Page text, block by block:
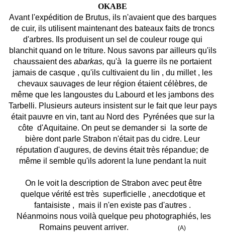
OKABE
Avant l'expédition de Brutus, ils n'avaient que des barques
de cuir, ils utilisent maintenant des bateaux faits de troncs
d'arbres. Ils produisent un sel de couleur rouge qui
blanchit quand on le triture. Nous savons par ailleurs qu'ils
chaussaient des abarkas, qu'à
la guerre ils ne portaient
jamais de casque , qu'ils cultivaient du lin , du millet , les
chevaux sauvages de leur région étaient célèbres, de
même que les langoustes du Labourd et les jambons des
Tarbelli. Plusieurs auteurs insistent sur le fait que leur pays
était pauvre en vin, tant au Nord des
Pyrénées que sur la
côte d'Aquitaine. On peut se demander si
la sorte de
bière dont parle Strabon n'était pas du cidre. Leur
réputation d'augures, de devins était très répandue; de
même il semble qu'ils adorent la lune pendant la nuit
On le voit la description de Strabon avec peut être
quelque vérité est très superficielle , anecdotique et
fantaisiste , mais il n'en existe pas d'autres .
Néanmoins nous voilà quelque peu photographiés, les
Romains peuvent arriver. (A)